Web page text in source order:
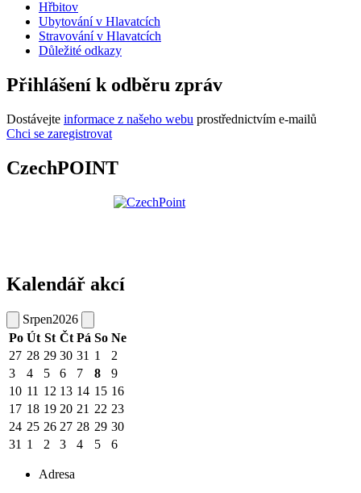
Hřbitov
Ubytování v Hlavatcích
Stravování v Hlavatcích
Důležité odkazy
Přihlášení k odběru zpráv
Dostávejte informace z našeho webu prostřednictvím e-mailů
Chci se zaregistrovat
CzechPOINT
Kalendář akcí
Srpen2026
Po Út St Čt Pá So Ne
27 28 29 30 31 1
2
3
4 5 6 7 8
9
10 11 12 13 14 15 16
17 18 19 20 21 22 23
24 25 26 27 28 29 30
31 1 2 3 4 5 6
Adresa